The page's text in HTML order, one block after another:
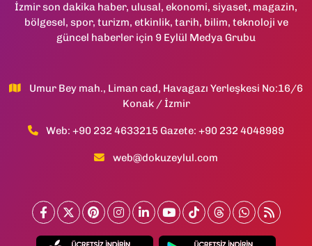
İzmir son dakika haber, ulusal, ekonomi, siyaset, magazin,
bölgesel, spor, turizm, etkinlik, tarih, bilim, teknoloji ve
güncel haberler için 9 Eylül Medya Grubu
Umur Bey mah., Liman cad, Havagazı Yerleşkesi No:16/6
Konak / İzmir
Web: +90 232 4633215 Gazete: +90 232 4048989
web@dokuzeylul.com